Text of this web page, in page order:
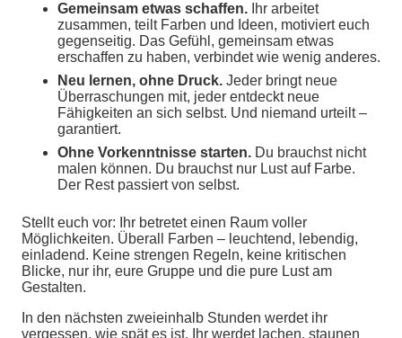
Gemeinsam etwas schaffen. Ihr arbeitet
zusammen, teilt Farben und Ideen, motiviert euch
gegenseitig. Das Gefühl, gemeinsam etwas
erschaffen zu haben, verbindet wie wenig anderes.
Neu lernen, ohne Druck. Jeder bringt neue
Überraschungen mit, jeder entdeckt neue
Fähigkeiten an sich selbst. Und niemand urteilt –
garantiert.
Ohne Vorkenntnisse starten. Du brauchst nicht
malen können. Du brauchst nur Lust auf Farbe.
Der Rest passiert von selbst.
Stellt euch vor: Ihr betretet einen Raum voller
Möglichkeiten. Überall Farben – leuchtend, lebendig,
einladend. Keine strengen Regeln, keine kritischen
Blicke, nur ihr, eure Gruppe und die pure Lust am
Gestalten.
In den nächsten zweieinhalb Stunden werdet ihr
vergessen, wie spät es ist. Ihr werdet lachen, staunen